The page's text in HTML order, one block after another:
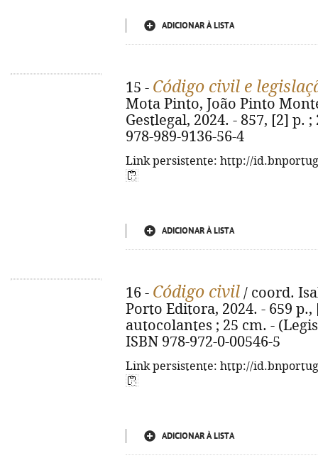
ADICIONAR À LISTA
15 - Código civil e
Mota Pinto, João Pinto
Gestlegal, 2024. - 857, [2] p.
978-989-9136-56-4
Link persistente: http://
ADICIONAR À LISTA
16 - Código civil / coord.
Porto Editora, 2024. - 659
autocolantes ; 25 cm. -
ISBN 978-972-0-00546-5
Link persistente: http://
ADICIONAR À LISTA